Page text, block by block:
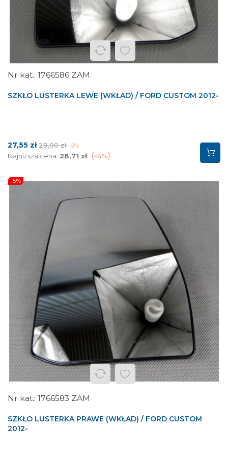
1766586 ZAM
SZKŁO LUSTERKA LEWE (WKŁAD) / FORD CUSTOM 2012-
Cena
27,55 zł Cena
podstawowa
29,00 zł -5%
Najniższa cena: 28,71 zł -4%
-5%
1766583 ZAM
SZKŁO LUSTERKA PRAWE (WKŁAD) / FORD CUSTOM
2012-